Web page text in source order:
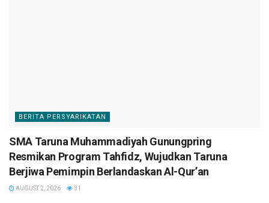
BERITA PERSYARIKATAN
SMA Taruna Muhammadiyah Gunungpring
Resmikan Program Tahfidz, Wujudkan Taruna
Berjiwa Pemimpin Berlandaskan Al-Qur’an
AUGUST 2, 2026 31